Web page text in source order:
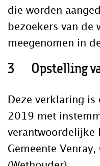
die worden
bezoekers van de
meegenomen in
3 Opstelling
Deze verklaring
2019 met
verantwoordelijke
Gemeente